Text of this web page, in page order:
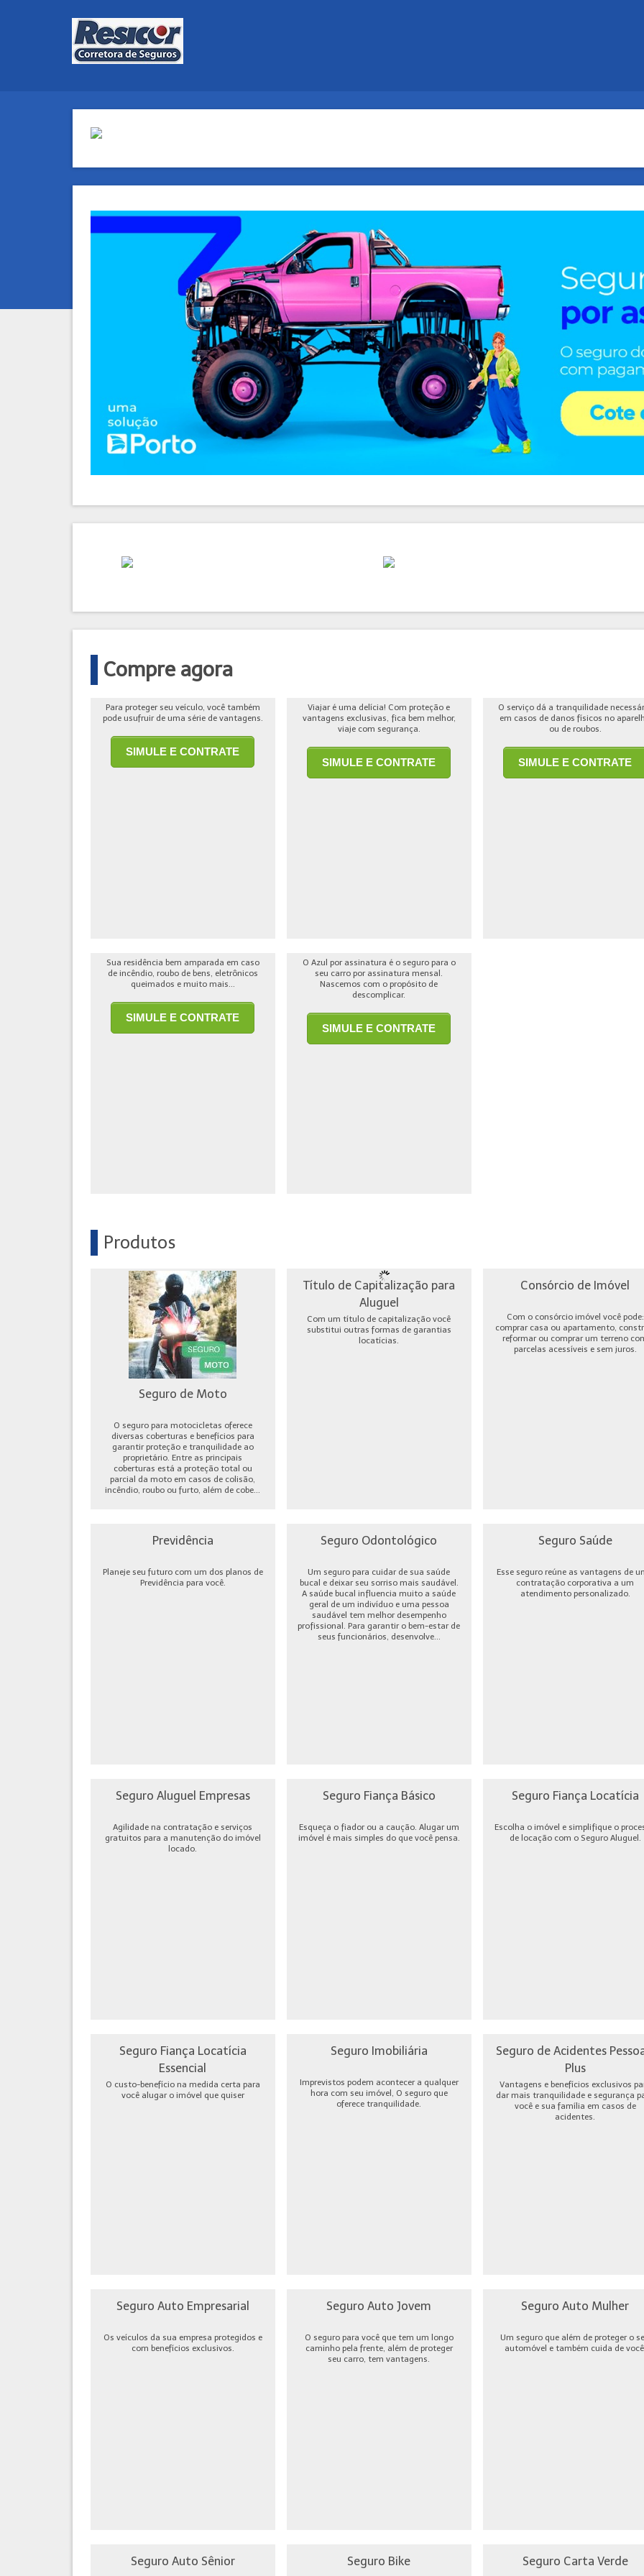
Compre agora
Para proteger seu veículo, você também
pode usufruir de uma série de vantagens.
SIMULE E CONTRATE
Viajar é uma delícia! Com proteção e
vantagens exclusivas, fica bem melhor,
viaje com segurança.
SIMULE E CONTRATE
O serviço dá a tranquilidade
em casos de danos físicos no
ou de roubos.
SIMULE E CONTRATE
Sua residência bem amparada em caso
de incêndio, roubo de bens, eletrônicos
queimados e muito mais...
SIMULE E CONTRATE
O Azul por assinatura é o seguro para o
seu carro por assinatura mensal.
Nascemos com o propósito de
descomplicar.
SIMULE E CONTRATE
Produtos
Seguro de Moto
O seguro para motocicletas oferece
diversas coberturas e benefícios para
garantir proteção e tranquilidade ao
proprietário. Entre as principais
coberturas está a proteção total ou
parcial da moto em casos de colisão,
incêndio, roubo ou furto, além de cobe...
Título de Capitalização para
Aluguel
Com um título de capitalização você
substitui outras formas de garantias
locatícias.
Consórcio de Imóvel
Com o consórcio imóvel você pode:
comprar casa ou apartamento,
reformar ou comprar um terreno
parcelas acessíveis e sem juros.
Previdência
Planeje seu futuro com um dos planos de
Previdência para você.
Seguro Odontológico
Um seguro para cuidar de sua saúde
bucal e deixar seu sorriso mais saudável.
A saúde bucal influencia muito a saúde
geral de um indivíduo e uma pessoa
saudável tem melhor desempenho
profissional. Para garantir o bem-estar de
seus funcionários, desenvolve...
Seguro Saúde
Esse seguro reúne as vantagens de
contratação corporativa a um
atendimento personalizado.
Seguro Aluguel Empresas
Agilidade na contratação e serviços
gratuitos para a manutenção do imóvel
locado.
Seguro Fiança Básico
Esqueça o fiador ou a caução. Alugar um
imóvel é mais simples do que você pensa.
Seguro Fiança Locatícia
Escolha o imóvel e simplifique o
de locação com o Seguro Aluguel.
Seguro Fiança Locatícia
Essencial
O custo-benefício na medida certa para
você alugar o imóvel que quiser
Seguro Imobiliária
Imprevistos podem acontecer a qualquer
hora com seu imóvel, O seguro que
oferece tranquilidade.
Seguro de Acidentes
Plus
Vantagens e benefícios exclusivos
dar mais tranquilidade e segurança
você e sua família em casos de
acidentes.
Seguro Auto Empresarial
Os veículos da sua empresa protegidos e
com benefícios exclusivos.
Seguro Auto Jovem
O seguro para você que tem um longo
caminho pela frente, além de proteger
seu carro, tem vantagens.
Seguro Auto Mulher
Um seguro que além de proteger o
automóvel e também cuida de você.
Seguro Auto Sênior Seguro Bike Seguro Carta Verde